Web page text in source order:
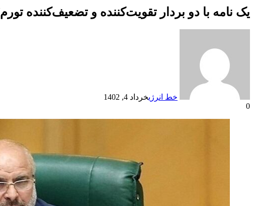
یک نامه با دو بردار تقویت‌کننده و تضعیف‌‌کننده
خط انرژیخرداد 4, 1402
0